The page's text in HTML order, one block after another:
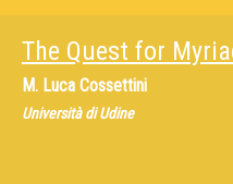
The Quest for
M. Luca Cossettini
Università di Udine